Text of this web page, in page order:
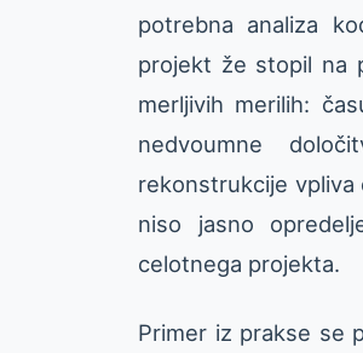
potrebna analiza
projekt že stopil na
merljivih merilih:
nedvoumne
rekonstrukcije
niso jasno
celotnega projekta.
Primer iz prakse se